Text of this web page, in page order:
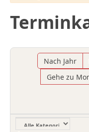
Nach Jahr
Gehe zu
Eine Kategorie